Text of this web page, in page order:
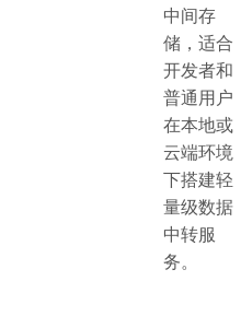
中间存
储，适合
开发者和
普通用户
在本地或
云端环境
下搭建轻
量级数据
中转服
务。